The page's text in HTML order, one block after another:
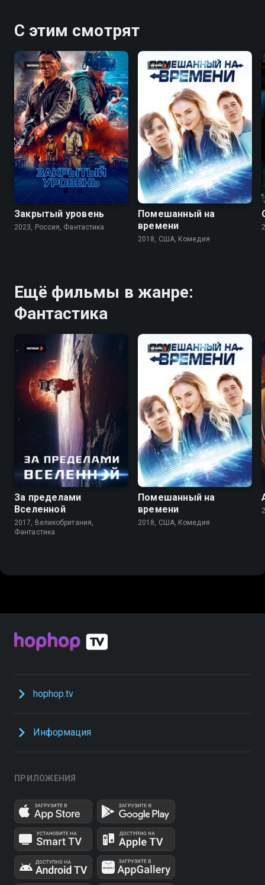
С этим смотрят
5.7
Закрытый уровень
2023, Россия, Фантастика
6.4 5.8
Помешанный на
времени
2018, США, Комедия
Ещё фильмы в жанре:
Фантастика
5.9 4.9
За пределами
Вселенной
2017, Великобритания,
Фантастика
6.4 5.8
Помешанный на
времени
2018, США, Комедия
hophop.tv
Информация
ПРИЛОЖЕНИЯ